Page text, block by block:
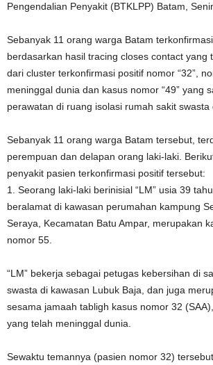
Pengendalian Penyakit (BTKLPP) Batam,
Sebanyak 11 orang warga Batam
berdasarkan hasil tracing closes contact yang
dari cluster terkonfirmasi positif nomor “32”,
meninggal dunia dan kasus nomor “49” yang
perawatan di ruang isolasi rumah sakit swasta
Sebanyak 11 orang warga Batam tersebut,
perempuan dan delapan orang laki-laki.
penyakit pasien terkonfirmasi positif tersebut:
1. Seorang laki-laki berinisial “LM” usia 39
beralamat di kawasan perumahan kampung
Seraya, Kecamatan Batu Ampar, merupakan
nomor 55.
“LM” bekerja sebagai petugas kebersihan di
swasta di kawasan Lubuk Baja, dan juga
sesama jamaah tabligh kasus nomor 32
yang telah meninggal dunia.
Sewaktu temannya (pasien nomor 32)